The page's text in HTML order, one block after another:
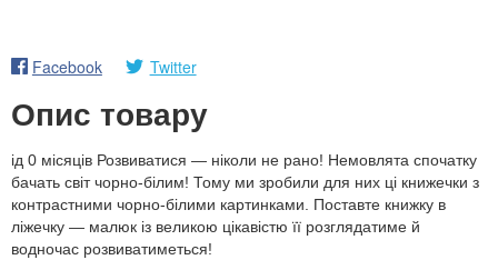
Facebook Twitter
Опис товару
ід 0 місяців Розвиватися — ніколи не рано! Немовлята спочатку
бачать світ чорно-білим! Тому ми зробили для них ці книжечки з
контрастними чорно-білими картинками. Поставте книжку в
ліжечку — малюк із великою цікавістю її розглядатиме й
водночас розвиватиметься!